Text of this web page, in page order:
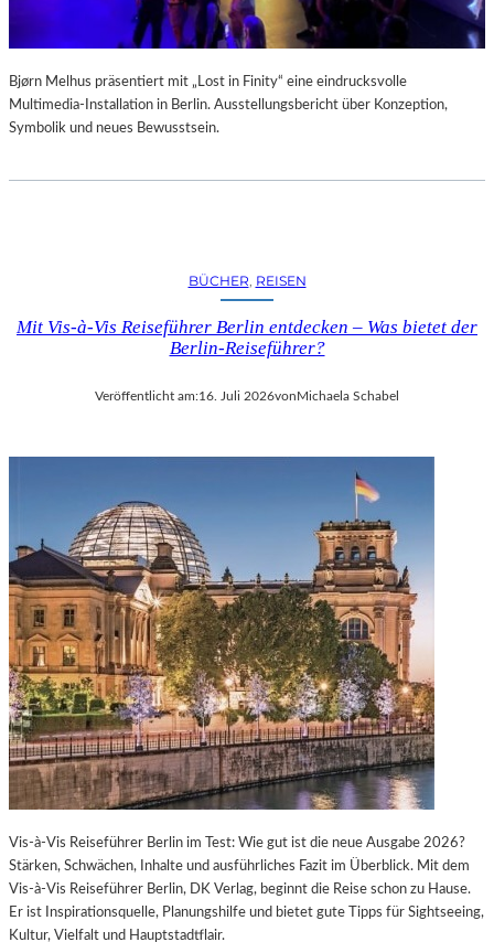
Bjørn Melhus präsentiert mit „Lost in Finity“ eine eindrucksvolle
Multimedia-Installation in Berlin. Ausstellungsbericht über Konzeption,
Symbolik und neues Bewusstsein.
BÜCHER, REISEN
Mit Vis-à-Vis Reiseführer Berlin entdecken – Was bietet der
Berlin-Reiseführer?
Veröffentlicht am:16. Juli 2026von Michaela Schabel
Vis-à-Vis Reiseführer Berlin im Test: Wie gut ist die neue Ausgabe 2026?
Stärken, Schwächen, Inhalte und ausführliches Fazit im Überblick. Mit dem
Vis-à-Vis Reiseführer Berlin, DK Verlag, beginnt die Reise schon zu Hause.
Er ist Inspirationsquelle, Planungshilfe und bietet gute Tipps für Sightseeing,
Kultur, Vielfalt und Hauptstadtflair.